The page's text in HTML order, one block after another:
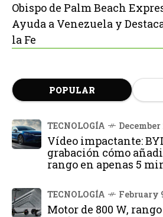
Obispo de Palm Beach
Ayuda a Venezuela y
la Fe
POPULAR
TECNOLOGÍA December
Vídeo impactante:
grabación cómo
rango en apenas 5
TECNOLOGÍA February
Motor de 800 W,